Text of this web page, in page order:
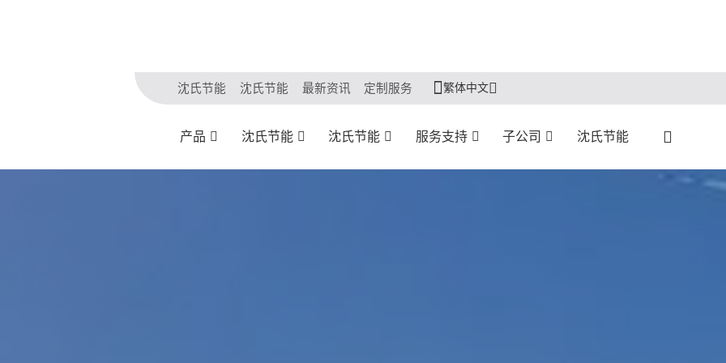
沈氏节能 沈氏节能 最新资讯 定制服务 繁体中文
产品 沈氏节能 沈氏节能 服务支持 子公司 沈氏节能